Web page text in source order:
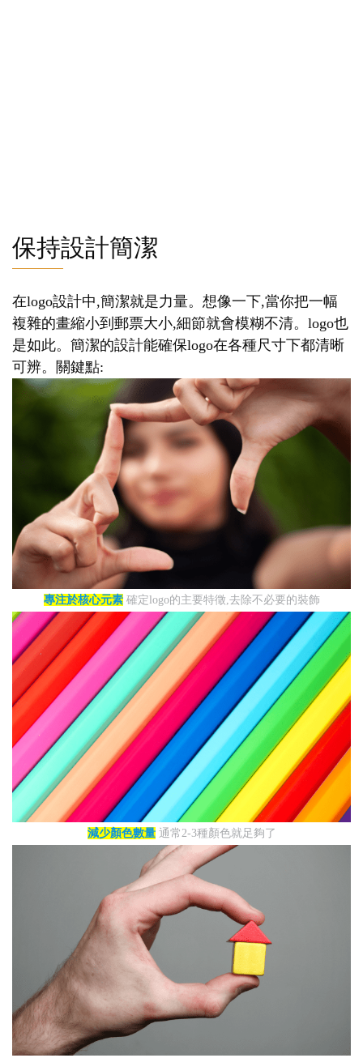
保持設計簡潔
在logo設計中,簡潔就是力量。想像一下,當你把一幅
複雜的畫縮小到郵票大小,細節就會模糊不清。logo也
是如此。簡潔的設計能確保logo在各種尺寸下都清晰
可辨。關鍵點:
專注於核心元素確定logo的主要特徵,去除不必要的裝飾
減少顏色數量通常2-3種顏色就足夠了